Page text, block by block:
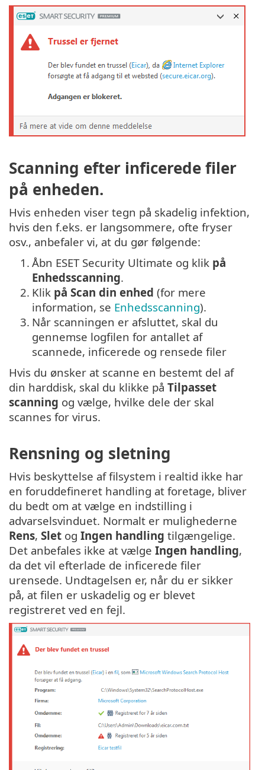
Scanning efter inficerede filer
på enheden.
Hvis enheden viser tegn på skadelig infektion,
hvis den f.eks. er langsommere, ofte fryser
osv., anbefaler vi, at du gør følgende:
1. Åbn ESET Security Ultimate og klik på
Enhedsscanning.
2. Klik på Scan din enhed (for mere
information, se Enhedsscanning).
3. Når scanningen er afsluttet, skal du
gennemse logfilen for antallet af
scannede, inficerede og rensede filer
Hvis du ønsker at scanne en bestemt del af
din harddisk, skal du klikke på Tilpasset
scanning og vælge, hvilke dele der skal
scannes for virus.
Rensning og sletning
Hvis beskyttelse af filsystem i realtid ikke har
en foruddefineret handling at foretage, bliver
du bedt om at vælge en indstilling i
advarselsvinduet. Normalt er mulighederne
Rens, Slet og Ingen handling tilgængelige.
Det anbefales ikke at vælge Ingen handling,
da det vil efterlade de inficerede filer
urensede. Undtagelsen er, når du er sikker
på, at filen er uskadelig og er blevet
registreret ved en fejl.